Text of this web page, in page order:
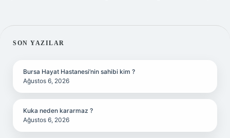
SIDEBAR
SON YAZILAR
Bursa Hayat Hastanesi’nin sahibi kim ?
Ağustos 6, 2026
Kuka neden kararmaz ?
Ağustos 6, 2026